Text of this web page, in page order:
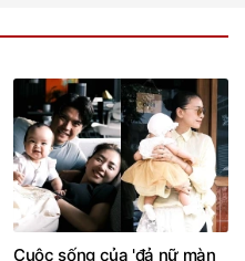
Cuộc sống của 'đả nữ màn